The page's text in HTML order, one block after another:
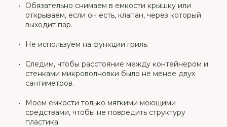
Обязательно снимаем в емкости крышку или
открываем, если он есть, клапан, через который
выходит пар.
Не используем на функции гриль.
Следим, чтобы расстояние между контейнером и
стенками микроволновки было не менее двух
сантиметров.
Моем емкости только мягкими моющими
средствами, чтобы не повредить структуру
пластика.